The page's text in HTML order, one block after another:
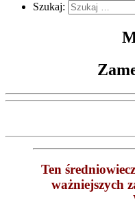
Szukaj:
Ten
ważniejszych